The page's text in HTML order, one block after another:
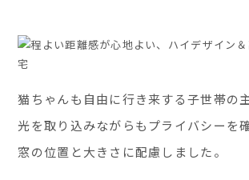
猫ちゃんも自由に行き来する子世帯の
光を取り込みながらもプライバシーを
窓の位置と大きさに配慮しました。